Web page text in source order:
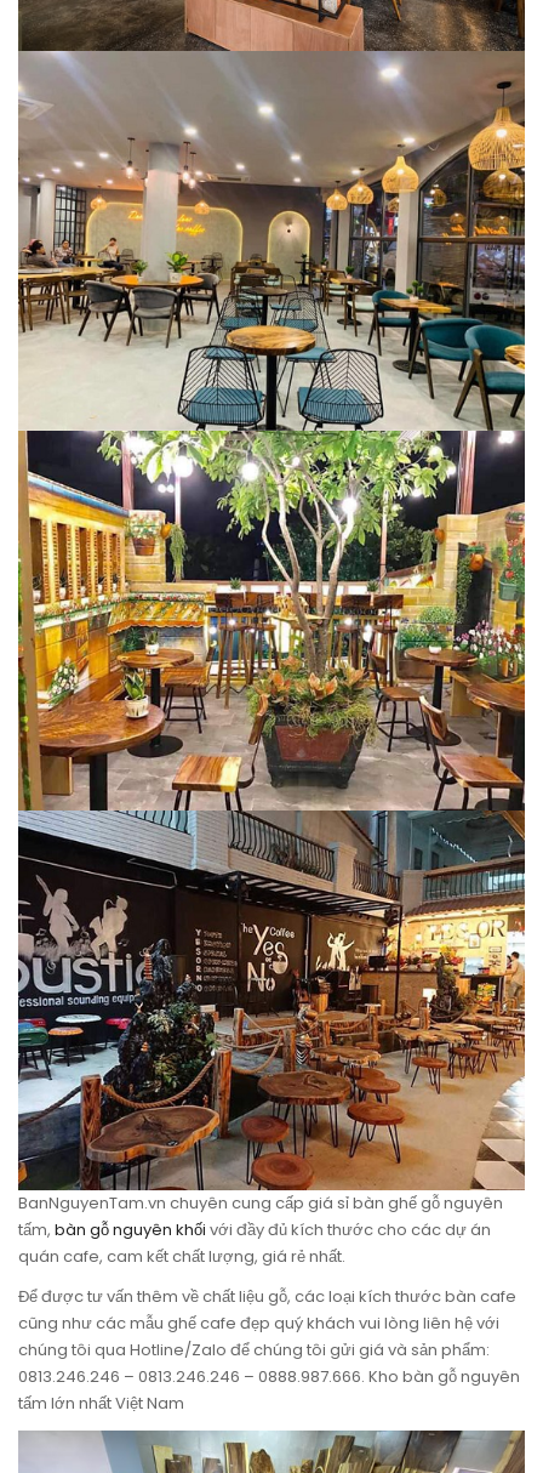
BanNguyenTam.vn chuyên cung cấp giá sỉ bàn ghế gỗ nguyên
tấm, bàn gỗ nguyên khối với đầy đủ kích thước cho các dự án
quán cafe, cam kết chất lượng, giá rẻ nhất.
Để được tư vấn thêm về chất liệu gỗ, các loại kích thước bàn cafe
cũng như các mẫu ghế cafe đẹp quý khách vui lòng liên hệ với
chúng tôi qua Hotline/Zalo để chúng tôi gửi giá và sản phẩm:
0813.246.246 – 0813.246.246 – 0888.987.666. Kho bàn gỗ nguyên
tấm lớn nhất Việt Nam